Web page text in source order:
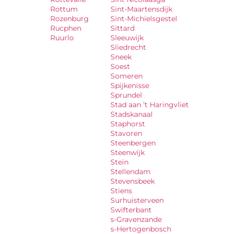
Rottum
Rozenburg
Rucphen
Ruurlo
Sint-Maartensdijk
Sint-Michielsgestel
Sittard
Sleeuwijk
Sliedrecht
Sneek
Soest
Someren
Spijkenisse
Sprundel
Stad aan ’t Haringvliet
Stadskanaal
Staphorst
Stavoren
Steenbergen
Steenwijk
Stein
Stellendam
Stevensbeek
Stiens
Surhuisterveen
Swifterbant
s-Gravenzande
s-Hertogenbosch